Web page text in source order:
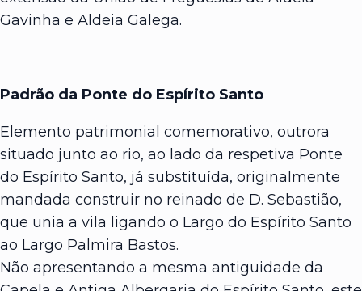
Gavinha e Aldeia Galega.
Padrão da Ponte do Espírito Santo
Elemento patrimonial comemorativo, outrora
situado junto ao rio, ao lado da respetiva Ponte
do Espírito Santo, já substituída, originalmente
mandada construir no reinado de D. Sebastião,
que unia a vila ligando o Largo do Espírito Santo
ao Largo Palmira Bastos.
Não apresentando a mesma antiguidade da